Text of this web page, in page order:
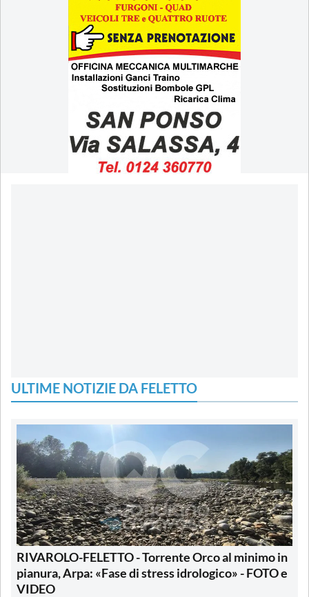
ULTIME NOTIZIE DA FELETTO
RIVAROLO-FELETTO - Torrente Orco al minimo in
pianura, Arpa: «Fase di stress idrologico» - FOTO e
VIDEO